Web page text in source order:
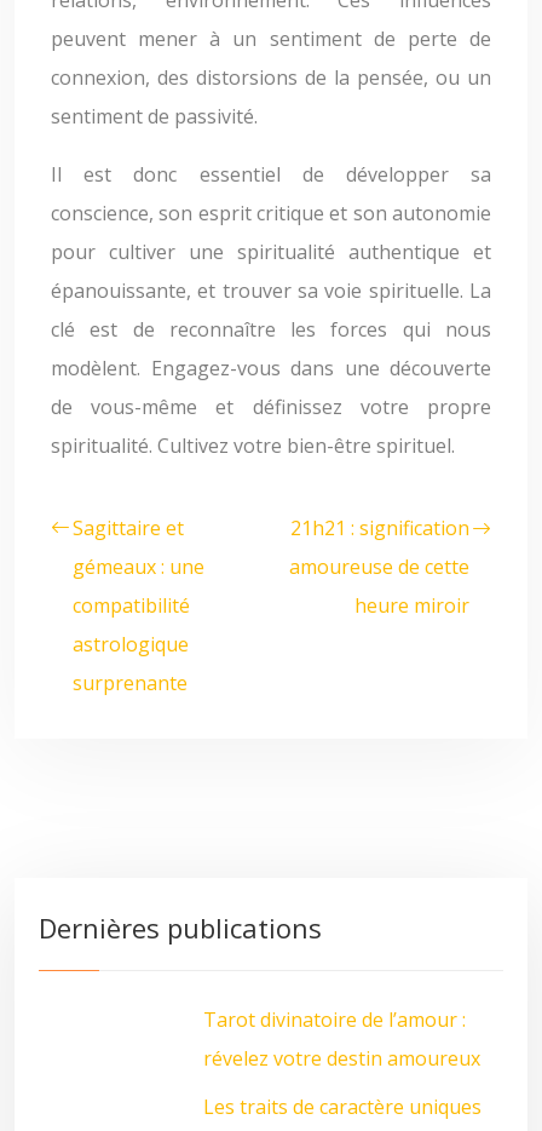
peuvent mener à un sentiment de perte de
connexion, des distorsions de la pensée, ou un
sentiment de passivité.
Il est donc essentiel de développer sa
conscience, son esprit critique et son autonomie
pour cultiver une spiritualité authentique et
épanouissante, et trouver sa voie spirituelle. La
clé est de reconnaître les forces qui nous
modèlent. Engagez-vous dans une découverte
de vous-même et définissez votre propre
spiritualité. Cultivez votre bien-être spirituel.
Sagittaire et
gémeaux : une
compatibilité
astrologique
surprenante
21h21 : signification
amoureuse de cette
heure miroir
Dernières publications
Tarot divinatoire de l’amour :
révelez votre destin amoureux
Les traits de caractère uniques